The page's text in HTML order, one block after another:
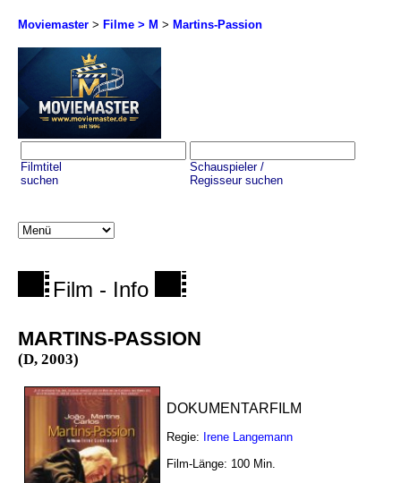
Moviemaster > Filme > M > Martins-Passion
Filmtitel
suchen
Schauspieler /
Regisseur suchen
Film - Info
MARTINS-PASSION
(D, 2003)
DOKUMENTARFILM
Regie: Irene Langemann
Film-Länge: 100 Min.